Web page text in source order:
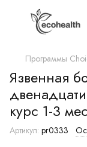
Программы
Язвенная
курс 1-3
Артикул: pr0333